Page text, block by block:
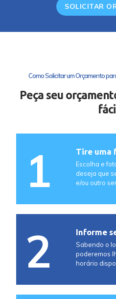
SOLICITAR
Como Solicitar um Orçamento
Peça seu
1 Tire uma
Escolha e
deseja que
e/ou outro
2 Informe
Sabendo o
poderemos
horário